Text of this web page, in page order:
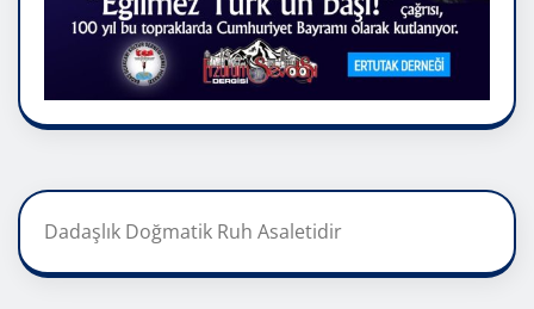
Dadaşlık Doğmatik Ruh Asaletidir